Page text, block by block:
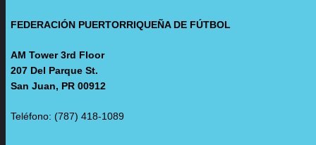
FEDERACIÓN PUERTORRIQUEÑA DE FÚTBOL
AM Tower 3rd Floor
207 Del Parque St.
San Juan, PR 00912
Teléfono: (787) 418-1089